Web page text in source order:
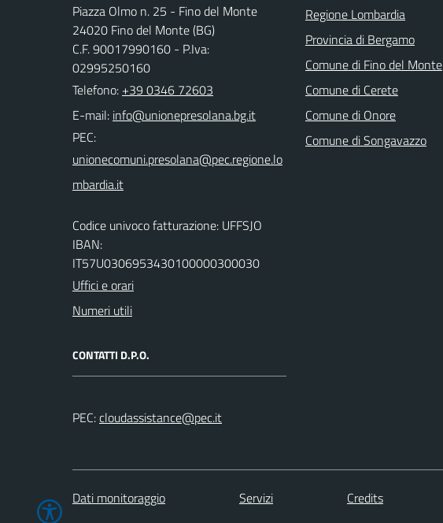
Piazza Olmo n. 25 - Fino del Monte
24020 Fino del Monte (BG)
C.F. 90017990160 - P.Iva:
02995250160
Telefono: +39 0346 72603
E-mail:
PEC:
Codice univoco fatturazione: UFFSJO
IBAN:
IT57U0306953430100000300030
Uffici e orari
Numeri utili
CONTATTI D.P.O.
PEC:
Regione Lombardia
Provincia di Bergamo
Comune di Fino del Monte
Comune di Cerete
Comune di Onore
Comune di Songavazzo
Dati monitoraggio Servizi Credits